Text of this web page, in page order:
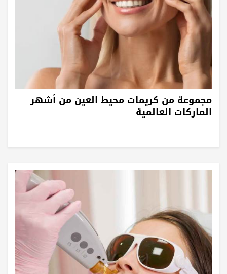
مجموعة من كريمات محيط العين من أشهر
الماركات العالمية